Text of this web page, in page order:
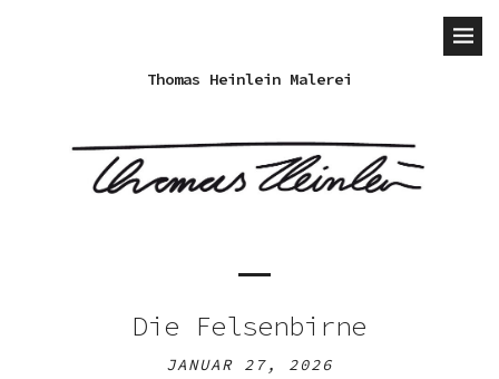
Thomas Heinlein Malerei
Die Felsenbirne
JANUAR 27, 2026